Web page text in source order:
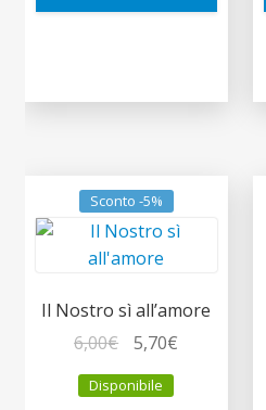
Sconto -5%
Il Nostro sì all’amore
6,00€
prezzo
originale
5,70€
Disponibile